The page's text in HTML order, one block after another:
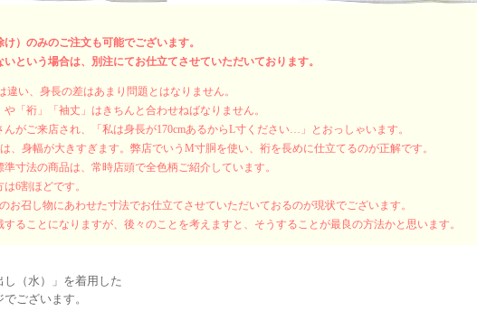
）のみのご注文も可能でございます。
という場合は、別注にてお仕立てさせていただいております。
い、身長の差はあまり問題とはなりません。
「裄」「袖丈」はきちんと合わせねばなりません。
がご来店され、「私は身長が170cmあるからL寸ください…」とおっしゃいます。
、身幅が大きすぎます。弊店でいうM寸胴を使い、裄を長めに仕立てるのが正解です。
寸法の商品は、常時店頭で全色柄ご紹介しています。
6割ほどです。
お召し物にあわせた寸法でお仕立てさせていただいておるのが現状でございます。
ることになりますが、後々のことを考えますと、そうすることが最良の方法かと思います。
（水）」を着用した
ございます。